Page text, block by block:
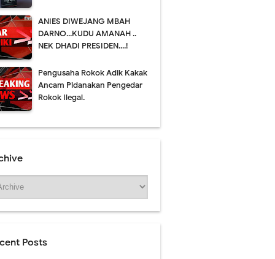
ANIES DIWEJANG MBAH
DARNO...KUDU AMANAH ..
NEK DHADI PRESIDEN....!
Pengusaha Rokok Adik Kakak
Ancam Pidanakan Pengedar
Rokok Ilegal.
Posts